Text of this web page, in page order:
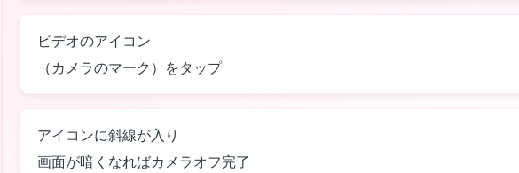
ビデオのアイコン
（カメラのマーク）をタップ
アイコンに斜線が入り
画面が暗くなればカメラオフ完了